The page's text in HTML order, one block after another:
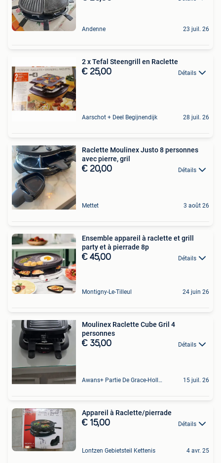
Andenne 23 juil. 26
2 x Tefal Steengrill en Raclette
€ 25,00 Détails
Aarschot + Deel Begijnendijk 28 juil. 26
Raclette Moulinex Justo 8 personnes
avec pierre, gril
€ 20,00 Détails
Mettet 3 août 26
Ensemble appareil à raclette et grill
party et à pierrade 8p
€ 45,00 Détails
Montigny-Le-Tilleul 24 juin 26
Moulinex Raclette Cube Gril 4
personnes
€ 35,00 Détails
Awans+ Partie De Grace-Hollogne 15 juil. 26
Appareil à Raclette/pierrade
€ 15,00 Détails
Lontzen Gebietsteil Kettenis 4 avr. 25